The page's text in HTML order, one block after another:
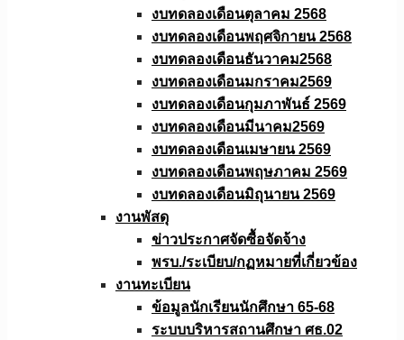
งบทดลองเดือนตุลาคม 2568
งบทดลองเดือนพฤศจิกายน 2568
งบทดลองเดือนธันวาคม2568
งบทดลองเดือนมกราคม2569
งบทดลองเดือนกุมภาพันธ์ 2569
งบทดลองเดือนมีนาคม2569
งบทดลองเดือนเมษายน 2569
งบทดลองเดือนพฤษภาคม 2569
งบทดลองเดือนมิถุนายน 2569
งานพัสดุ
ข่าวประกาศจัดซื้อจัดจ้าง
พรบ./ระเบียบ/กฏหมายที่เกี่ยวข้อง
งานทะเบียน
ข้อมูลนักเรียนนักศึกษา 65-68
ระบบบริหารสถานศึกษา ศธ.02